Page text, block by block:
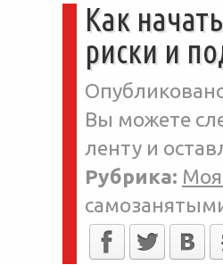
Как
риски и
Вы можете
ленту и
Рубрика: Моя